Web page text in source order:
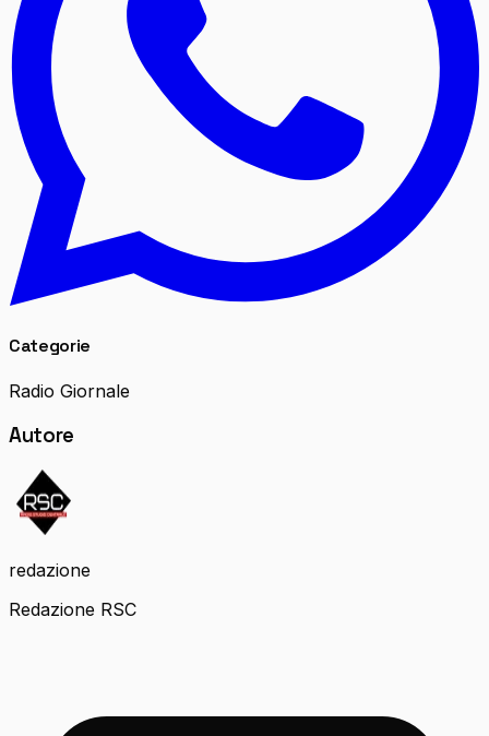
Categorie
Radio Giornale
Autore
redazione
Redazione RSC